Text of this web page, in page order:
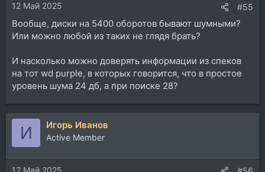
12 Май 2025 #55
Вообще, диски на 5400 оборотов бывают шумными?
Или можно любой из таких не глядя брать?
И насколько можно доверять информации из спеков
на тот wd purple, в которых говорится, что в простое
уровень шума 24 дб, а при поиске 28?
И Игорь Иванов
Active Member
12 Май 2025